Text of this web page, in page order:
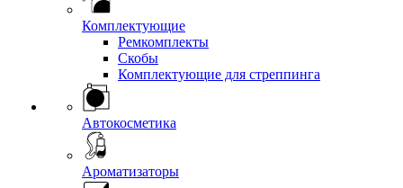
Комплектующие
Ремкомплекты
Скобы
Комплектующие для стреппинга
Автокосметика
Ароматизаторы